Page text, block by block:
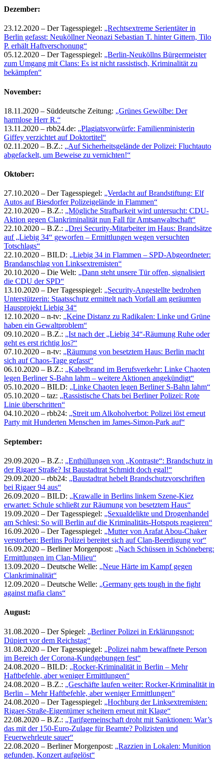
Dezember:
23.12.2020 – Der Tagesspiegel: „Rechtsextreme Serientäter in
Berlin gefasst: Neuköllner Neonazi Sebastian T. hinter Gittern, Tilo
P. erhält Haftverschonung“
05.12.2020 – Der Tagesspiegel: „Berlin-Neuköllns Bürgermeister
zum Umgang mit Clans: Es ist nicht rassistisch, Kriminalität zu
bekämpfen“
November:
18.11.2020 – Süddeutsche Zeitung: „Grünes Gewölbe: Der
harmlose Herr R.“
13.11.2020 – rbb24.de: „Plagiatsvorwürfe: Familienministerin
Giffey verzichtet auf Doktortitel“
02.11.2020 – B.Z.: „Auf Sicherheitsgelände der Polizei: Fluchtauto
abgefackelt, um Beweise zu vernichten!“
Oktober:
27.10.2020 – Der Tagesspiegel: „Verdacht auf Brandstiftung: Elf
Autos auf Biesdorfer Polizeigelände in Flammen“
22.10.2020 – B.Z.: „Mögliche Strafbarkeit wird untersucht: CDU-
Aktion gegen Clankriminalität nun Fall für Amtsanwaltschaft“
22.10.2020 – B.Z.: „Drei Security-Mitarbeiter im Haus: Brandsätze
auf „Liebig 34“ geworfen – Ermittlungen wegen versuchten
Totschlags“
22.10.2020 – BILD: „Liebig 34 in Flammen – SPD-Abgeordneter:
Brandanschlag von Linksextremisten“
20.10.2020 – Die Welt: „Dann steht unsere Tür offen, signalisiert
die CDU der SPD“
13.10.2020 – Der Tagesspiegel: „Security-Angestellte bedrohen
Unterstützerin: Staatsschutz ermittelt nach Vorfall am geräumten
Hausprojekt Liebig 34“
12.10.2020 – n-tv: „Keine Distanz zu Radikalen: Linke und Grüne
haben ein Gewaltproblem“
09.10.2020 – B.Z.: „Ist nach der „Liebig 34“-Räumung Ruhe oder
geht es erst richtig los?“
07.10.2020 – n-tv: „Räumung von besetztem Haus: Berlin macht
sich auf Chaos-Tage gefasst“
06.10.2020 – B.Z.: „Kabelbrand im Berufsverkehr: Linke Chaoten
legen Berliner S-Bahn lahm – weitere Aktionen angekündigt“
05.10.2020 – BILD: „Linke Chaoten legen Berliner S-Bahn lahm“
05.10.2020 – taz: „Rassistische Chats bei Berliner Polizei: Rote
Linie überschritten“
04.10.2020 – rbb24: „Streit um Alkoholverbot: Polizei löst erneut
Party mit Hunderten Menschen im James-Simon-Park auf“
September:
29.09.2020 – B.Z.: „Enthüllungen von „Kontraste“: Brandschutz in
der Rigaer Straße? Ist Baustadtrat Schmidt doch egal!“
29.09.2020 – rbb24: „Baustadtrat hebelt Brandschutzvorschriften
bei Rigaer 94 aus“
26.09.2020 – BILD: „Krawalle in Berlins linkem Szene-Kiez
erwartet: Schule schließt zur Räumung von besetztem Haus“
19.09.2020 – Der Tagesspiegel: „Sexualdelikte und Drogenhandel
am Schlesi: So will Berlin auf die Kriminalitäts-Hotspots reagieren“
16.09.2020 – Der Tagesspiegel: „Mutter von Arafat Abou-Chaker
verstorben: Berlins Polizei bereitet sich auf Clan-Beerdigung vor“
16.09.2020 – Berliner Morgenpost: „Nach Schüssen in Schöneberg:
Ermittlungen im Clan-Milieu“
13.09.2020 – Deutsche Welle: „Neue Härte im Kampf gegen
Clankriminalität“
12.09.2020 – Deutsche Welle: „Germany gets tough in the fight
against mafia clans“
August:
31.08.2020 – Der Spiegel: „Berliner Polizei in Erklärungsnot:
Düpiert vor dem Reichstag“
31.08.2020 – Der Tagesspiegel: „Polizei nahm bewaffnete Person
im Bereich der Corona-Kundgebungen fest“
24.08.2020 – BILD: „Rocker-Kriminalität in Berlin – Mehr
Haftbefehle, aber weniger Ermittlungen“
24.08.2020 – B.Z.: „Geschäfte laufen weiter: Rocker-Kriminalität in
Berlin – Mehr Haftbefehle, aber weniger Ermittlungen“
24.08.2020 – Der Tagesspiegel: „Hochburg der Linksextremisten:
Rigaer-Straße-Eigentümer scheitern erneut mit Klage“
22.08.2020 – B.Z.: „Tarifgemeinschaft droht mit Sanktionen: War’s
das mit der 150-Euro-Zulage für Beamte? Polizisten und
Feuerwehrleute sauer“
22.08.2020 – Berliner Morgenpost: „Razzien in Lokalen: Munition
gefunden, Konzert aufgelöst“